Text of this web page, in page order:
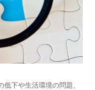
下や生活環境の問題、